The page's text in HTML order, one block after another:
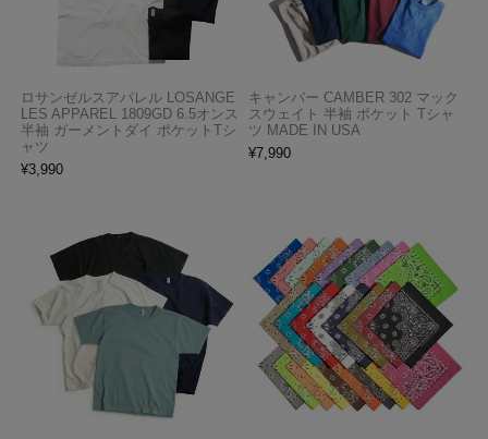
ロサンゼルスアパレル LOSANGE
LES APPAREL 1809GD 6.5オンス
半袖 ガーメントダイ ポケットTシ
ャツ
¥3,990
キャンバー CAMBER 302 マック
スウェイト 半袖 ポケット Tシャ
ツ MADE IN USA
¥7,990